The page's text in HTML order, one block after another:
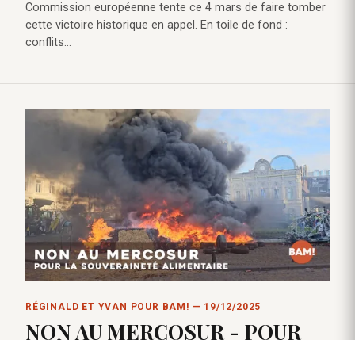
Commission européenne tente ce 4 mars de faire tomber
cette victoire historique en appel. En toile de fond :
conflits…
RÉGINALD ET YVAN POUR BAM! — 19/12/2025
NON AU MERCOSUR - POUR